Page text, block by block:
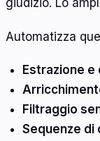
giudizio. Lo
Automatizza
Estrazione
Filtraggio
Sequenze di